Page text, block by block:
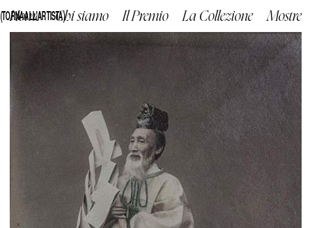
(TORNA ALL'ARTISTA)
Home Chi siamo Il Premio La Collezione Mostre